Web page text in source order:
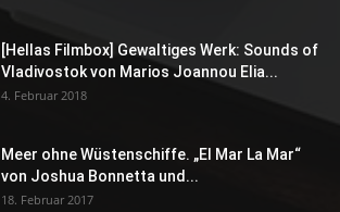
[Hellas Filmbox] Gewaltiges Werk: Sounds of
Vladivostok von Marios Joannou Elia...
4. Februar 2018
Meer ohne Wüstenschiffe. „El Mar La Mar“
von Joshua Bonnetta und...
18. Februar 2017